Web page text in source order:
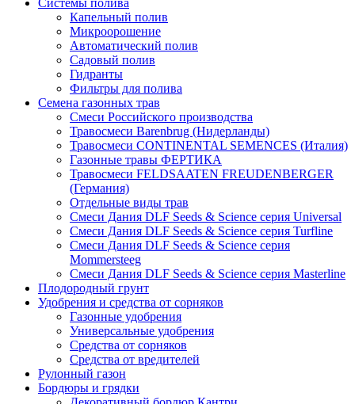
Системы полива
Капельный полив
Микроорошение
Автоматический полив
Садовый полив
Гидранты
Фильтры для полива
Семена газонных трав
Смеси Российского производства
Травосмеси Barenbrug (Нидерланды)
Травосмеси CONTINENTAL SEMENCES (Италия)
Газонные травы ФЕРТИКА
Травосмеси FELDSAATEN FREUDENBERGER
(Германия)
Отдельные виды трав
Смеси Дания DLF Seeds & Sciеnce серия Universal
Смеси Дания DLF Seeds & Sciеnce серия Turfline
Смеси Дания DLF Seeds & Sciеnce серия
Mommersteeg
Смеси Дания DLF Seeds & Sciеnce серия Masterline
Плодородный грунт
Удобрения и средства от сорняков
Газонные удобрения
Универсальные удобрения
Средства от сорняков
Средства от вредителей
Рулонный газон
Бордюры и грядки